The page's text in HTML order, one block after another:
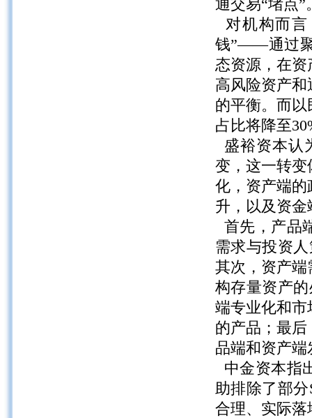
通交易“堵点”
对机构而言
钱”——通过聚
态资源，在
高风险资产
的平衡。而
占比将降至
盛裕资本认
变，这一转
化，资产端
升，以及资
首先，产品
需求与投资
其次，资产
构存量资产
端专业化和
的产品；最
品端和资产
中金资本指
助排除了部
合理、实际